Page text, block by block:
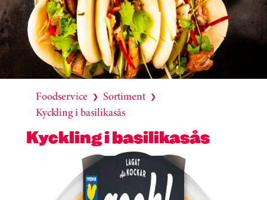
Foodservice ❯ Sortiment ❯
Kyckling i basilikasås
Kyckling i basilikasås